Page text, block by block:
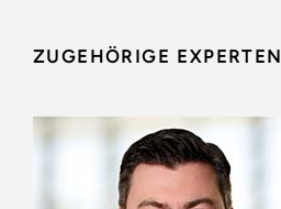
ZUGEHÖRIGE EXPERTEN